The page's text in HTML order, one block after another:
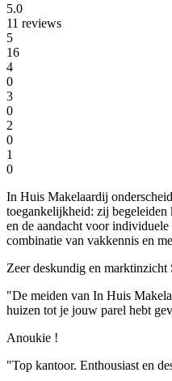
5.0
11 reviews
5
16
4
0
3
0
2
0
1
0
In Huis Makelaardij
toegankelijkheid: zij begeleiden
en de aandacht voor
combinatie van vakkennis en
Zeer deskundig en marktinzicht
"De meiden van In Huis
huizen tot je jouw parel hebt
Anoukie !
"Top kantoor. Enthousiast en